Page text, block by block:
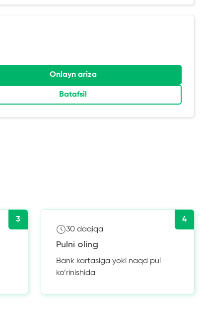
Onlayn ariza
Batafsil
3
4
30 daqiqa
Pulni oling
Bank kartasiga yoki naqd pul
ko’rinishida